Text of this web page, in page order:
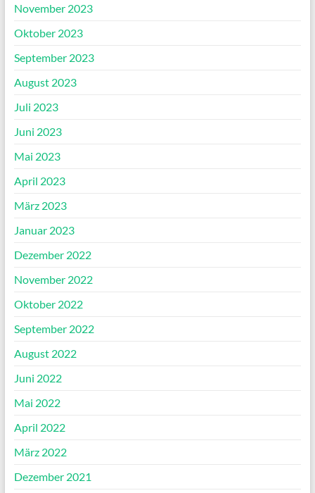
November 2023
Oktober 2023
September 2023
August 2023
Juli 2023
Juni 2023
Mai 2023
April 2023
März 2023
Januar 2023
Dezember 2022
November 2022
Oktober 2022
September 2022
August 2022
Juni 2022
Mai 2022
April 2022
März 2022
Dezember 2021